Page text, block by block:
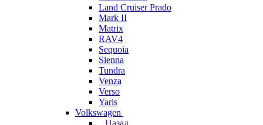
Land Cruiser Prado
Mark II
Matrix
RAV4
Sequoia
Sienna
Tundra
Venza
Verso
Yaris
Volkswagen
Назад